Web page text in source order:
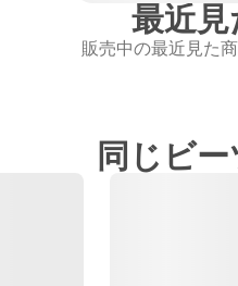
最近見
販売中の最近見た
同じビ